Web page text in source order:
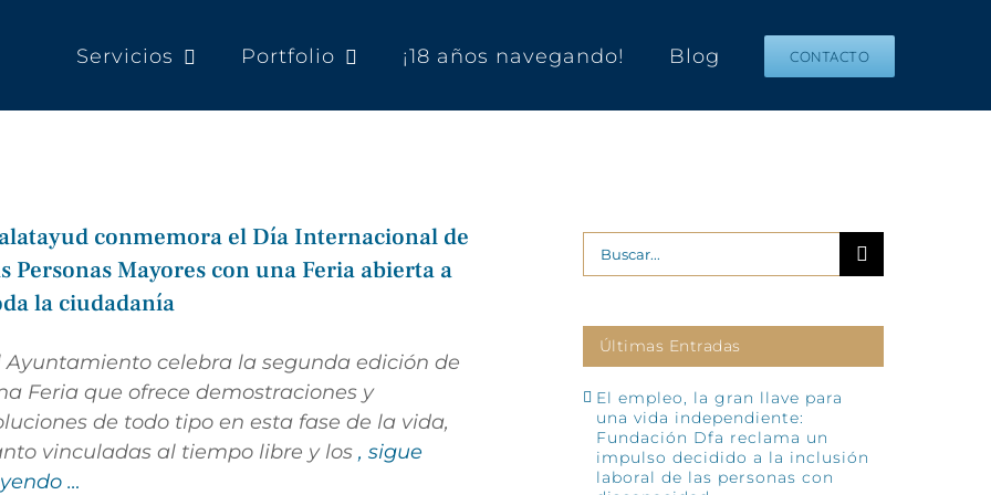
Servicios Portfolio ¡18 años navegando! Blog CONTACTO
conmemora el Día Internacional de
Personas Mayores con una Feria abierta a
la ciudadanía
Ayuntamiento celebra la segunda edición de
Feria que ofrece demostraciones y
de todo tipo en esta fase de la vida,
vinculadas al tiempo libre y los , sigue
…
Buscar:
Últimas Entradas
El empleo, la gran llave para
una vida independiente:
Fundación Dfa reclama un
impulso decidido a la inclusión
laboral de las personas con